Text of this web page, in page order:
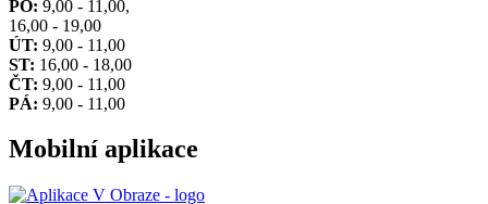
PO: 9,00 - 11,00,
16,00 - 19,00
ÚT: 9,00 - 11,00
ST: 16,00 - 18,00
ČT: 9,00 - 11,00
PÁ: 9,00 - 11,00
Mobilní aplikace